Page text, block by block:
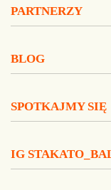
PARTNERZY
BLOG
SPOTKAJMY SIĘ
IG